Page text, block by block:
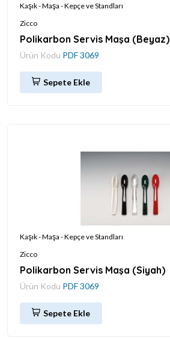
Kaşık - Maşa - Kepçe ve Standları
Zicco
Polikarbon Servis Maşa (Beyaz)
Ürün Kodu PDF 3069
Sepete Ekle
Kaşık - Maşa - Kepçe ve Standları
Zicco
Polikarbon Servis Maşa (Siyah)
Ürün Kodu PDF 3069
Sepete Ekle